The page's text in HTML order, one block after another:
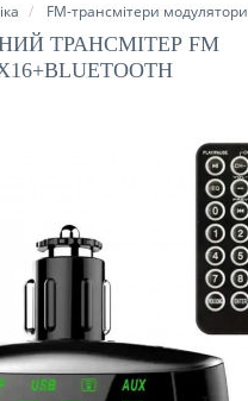
FM-трансмітери модулятори
ТРАНСМІТЕР FM